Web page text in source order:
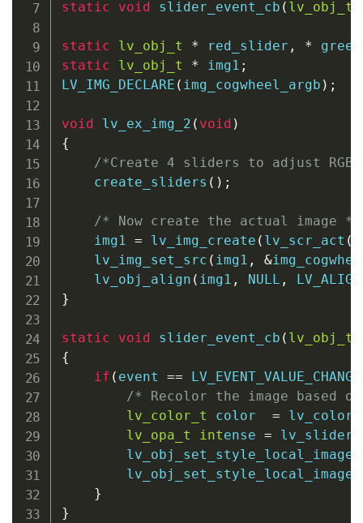
static
void slider_event_cb ( lv_obj_t
static lv_obj_t * red_slider , *
static
lv_obj_t * img1 ;
LV_IMG_DECLARE ( img_cogwheel_argb ) ;
void lv_ex_img_2 ( void )
{
/*Create 4 sliders to adjust
create_sliders ( ) ;
/* Now create the actual image */
    img1
= lv_img_create ( lv_scr_act (
lv_img_set_src ( img1 , &
lv_obj_align ( img1 , NULL ,
}
static void slider_event_cb ( lv_obj_t
{
if ( event ==
/* Recolor the image based
lv_color_t color =
lv_opa_t
intense =
}
}